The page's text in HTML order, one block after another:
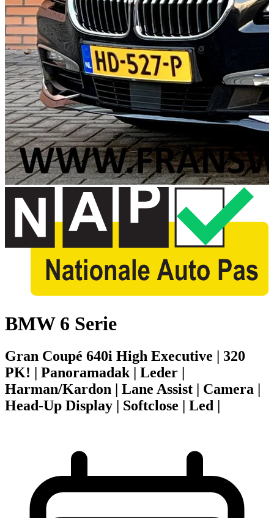
BMW 6 Serie
Gran Coupé 640i High Executive | 320
PK! | Panoramadak | Leder |
Harman/Kardon | Lane Assist | Camera |
Head-Up Display | Softclose | Led |